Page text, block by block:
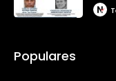
Populares